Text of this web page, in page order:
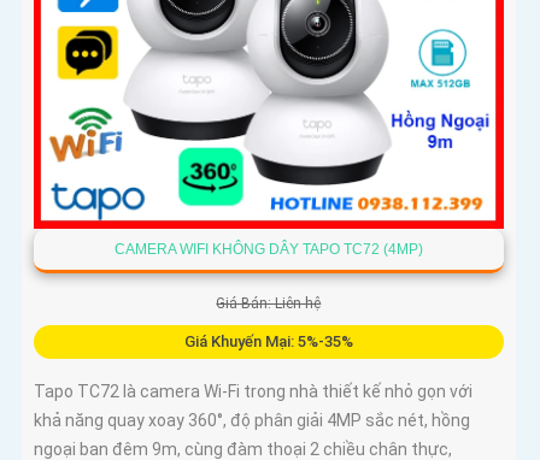
CAMERA WIFI KHÔNG DÂY TAPO TC72 (4MP)
Giá Bán: Liên hệ
Giá Khuyến Mại: 5%-35%
Tapo TC72 là camera Wi-Fi trong nhà thiết kế nhỏ gọn với
khả năng quay xoay 360°, độ phân giải 4MP sắc nét, hồng
ngoại ban đêm 9m, cùng đàm thoại 2 chiều chân thực,